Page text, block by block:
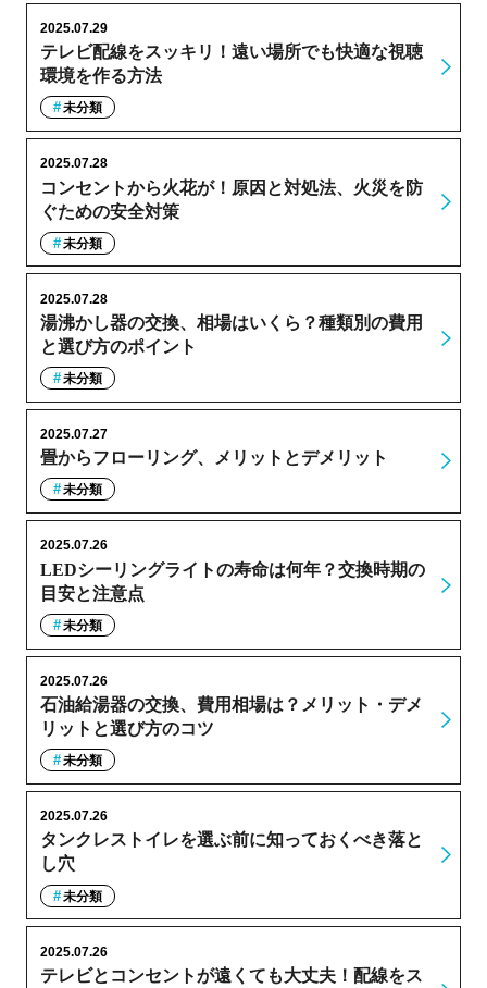
テレビ配線をスッキリ！遠い場所でも快適な視聴
環境を作る方法
2025.07.29
未分類
コンセントから火花が！原因と対処法、火災を防
ぐための安全対策
2025.07.28
未分類
湯沸かし器の交換、相場はいくら？種類別の費用
と選び方のポイント
2025.07.28
未分類
畳からフローリング、メリットとデメリット
2025.07.27
未分類
LEDシーリングライトの寿命は何年？交換時期の
目安と注意点
2025.07.26
未分類
石油給湯器の交換、費用相場は？メリット・デメ
リットと選び方のコツ
2025.07.26
未分類
タンクレストイレを選ぶ前に知っておくべき落と
し穴
2025.07.26
未分類
テレビとコンセントが遠くても大丈夫！配線をス
2025.07.26